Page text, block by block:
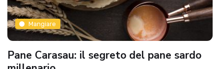
Mangiare
Pane Carasau: il segreto del pane sardo